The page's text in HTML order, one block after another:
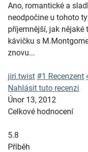
Ano, romantické a
neodpočine u tohoto
příjemnější, jak
kávičku s
znovu...
jiri.twist #1 Recenzent
Nahlásit tuto recenzi
Únor 13, 2012
Celkové hodnocení
5.8
Příběh